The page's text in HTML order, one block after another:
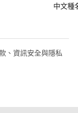
中文種
、資訊安全與隱私